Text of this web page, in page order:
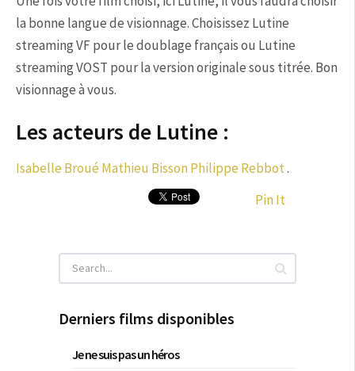
la bonne langue de visionnage. Choisissez Lutine
streaming VF pour le doublage français ou Lutine
streaming VOST pour la version originale sous titrée. Bon
visionnage à vous.
Les acteurs de Lutine :
Isabelle Broué Mathieu BissonPhilippe Rebbot.
Pin It
Derniers films disponibles
Je ne suis pas un héros